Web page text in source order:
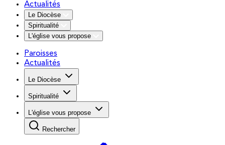
Actualités
Le Diocèse
Spiritualité
L'église vous propose
Paroisses
Actualités
Le Diocèse
Spiritualité
L'église vous propose
Rechercher